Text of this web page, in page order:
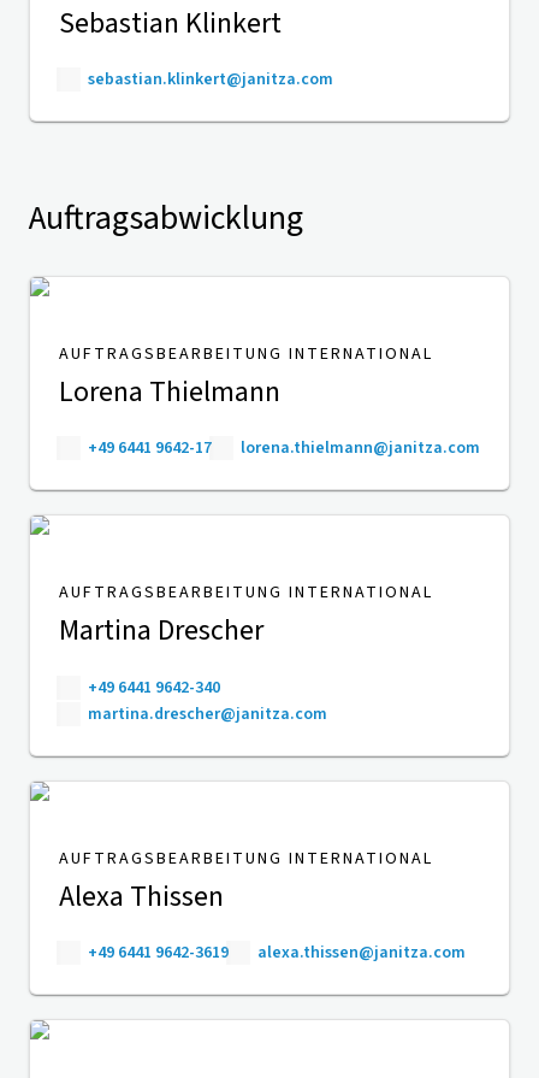
Sebastian Klinkert
sebastian.klinkert@janitza.com
Auftragsabwicklung
AUFTRAGSBEARBEITUNG INTERNATIONAL
Lorena Thielmann
+49 6441 9642-17 lorena.thielmann@janitza.com
AUFTRAGSBEARBEITUNG INTERNATIONAL
Martina Drescher
+49 6441 9642-340
martina.drescher@janitza.com
AUFTRAGSBEARBEITUNG INTERNATIONAL
Alexa Thissen
+49 6441 9642-3619 alexa.thissen@janitza.com